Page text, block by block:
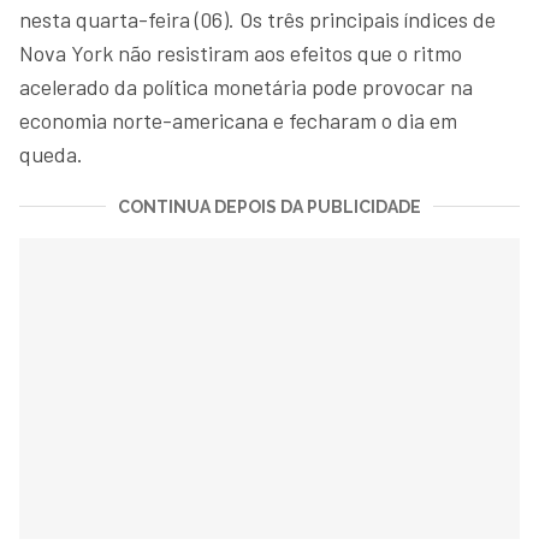
nesta quarta-feira (06). Os três principais índices de
Nova York não resistiram aos efeitos que o ritmo
acelerado da política monetária pode provocar na
economia norte-americana e fecharam o dia em
queda.
CONTINUA DEPOIS DA PUBLICIDADE